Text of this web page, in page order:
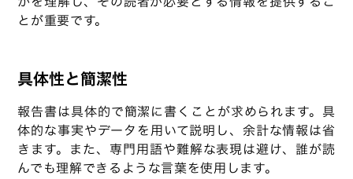
とが重要です。
具体性と簡潔性
報告書は具体的で簡潔に書くことが求められます。具
体的な事実やデータを用いて説明し、余計な情報は省
きます。また、専門用語や難解な表現は避け、誰が読
んでも理解できるような言葉を使用します。